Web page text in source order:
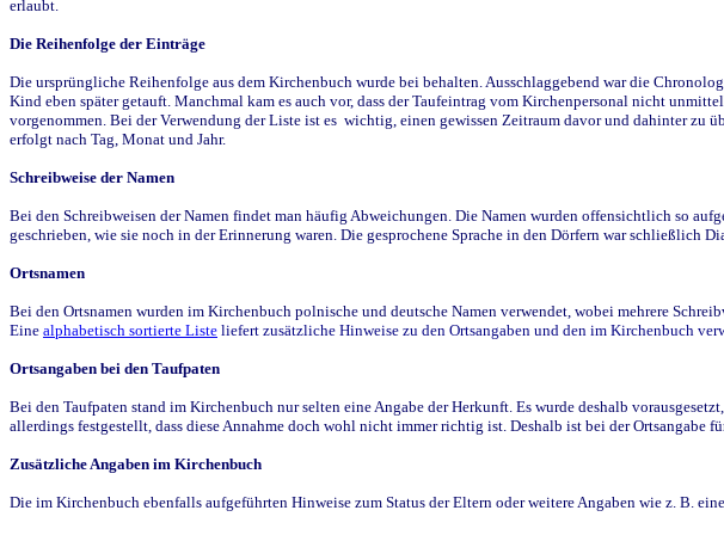
erlaubt.
Die Reihenfolge der Einträge
Die ursprüngliche Reihenfolge aus dem Kirchenbuch wurde bei behalten. Ausschlaggebend war die
Kind eben später getauft. Manchmal kam es auch vor, dass der Taufeintrag vom Kirchenpersonal nicht
vorgenommen. Bei der Verwendung der Liste ist es wichtig, einen gewissen Zeitraum davor und dahinter zu
erfolgt nach Tag, Monat und Jahr.
Schreibweise der Namen
Bei den Schreibweisen der Namen findet man häufig Abweichungen. Die Namen wurden offensichtlich so
geschrieben, wie sie noch in der Erinnerung waren. Die gesprochene Sprache in den Dörfern war
Ortsnamen
Bei den Ortsnamen wurden im Kirchenbuch polnische und deutsche Namen verwendet, wobei mehrere
Eine alphabetisch sortierte Liste liefert zusätzliche Hinweise zu den Ortsangaben und den im Kirchenbuch
Ortsangaben bei den Taufpaten
Bei den Taufpaten stand im Kirchenbuch nur selten eine Angabe der Herkunft. Es wurde deshalb
allerdings festgestellt, dass diese Annahme doch wohl nicht immer richtig ist. Deshalb ist bei der Ortsangabe
Zusätzliche Angaben im Kirchenbuch
Die im Kirchenbuch ebenfalls aufgeführten Hinweise zum Status der Eltern oder weitere Angaben wie z. B.